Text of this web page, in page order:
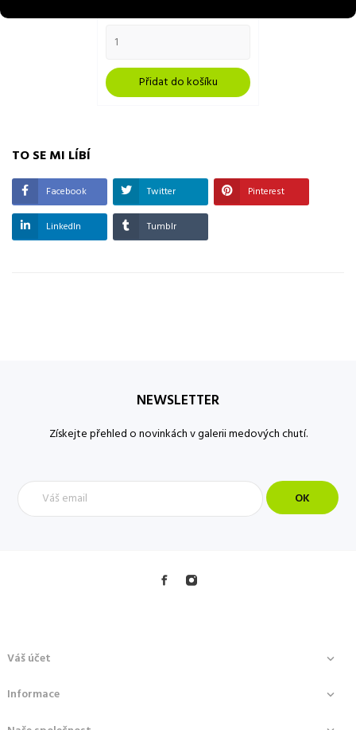
Přidat do košíku
TO SE MI LÍBÍ
Facebook Twitter Pinterest
LinkedIn Tumblr
NEWSLETTER
Získejte přehled o novinkách v galerii medových chutí.
Váš účet 
Informace 